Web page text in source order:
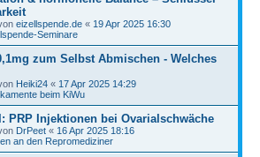
eizellspende.de « 19 Apr 2025 16:30
Seminare
zum Selbst Abmischen - Welches
Heiki24 « 17 Apr 2025 14:29
beim KiWu
PRP Injektionen bei Ovarialschwäche
DrPeet « 16 Apr 2025 18:16
an den Repromediziner